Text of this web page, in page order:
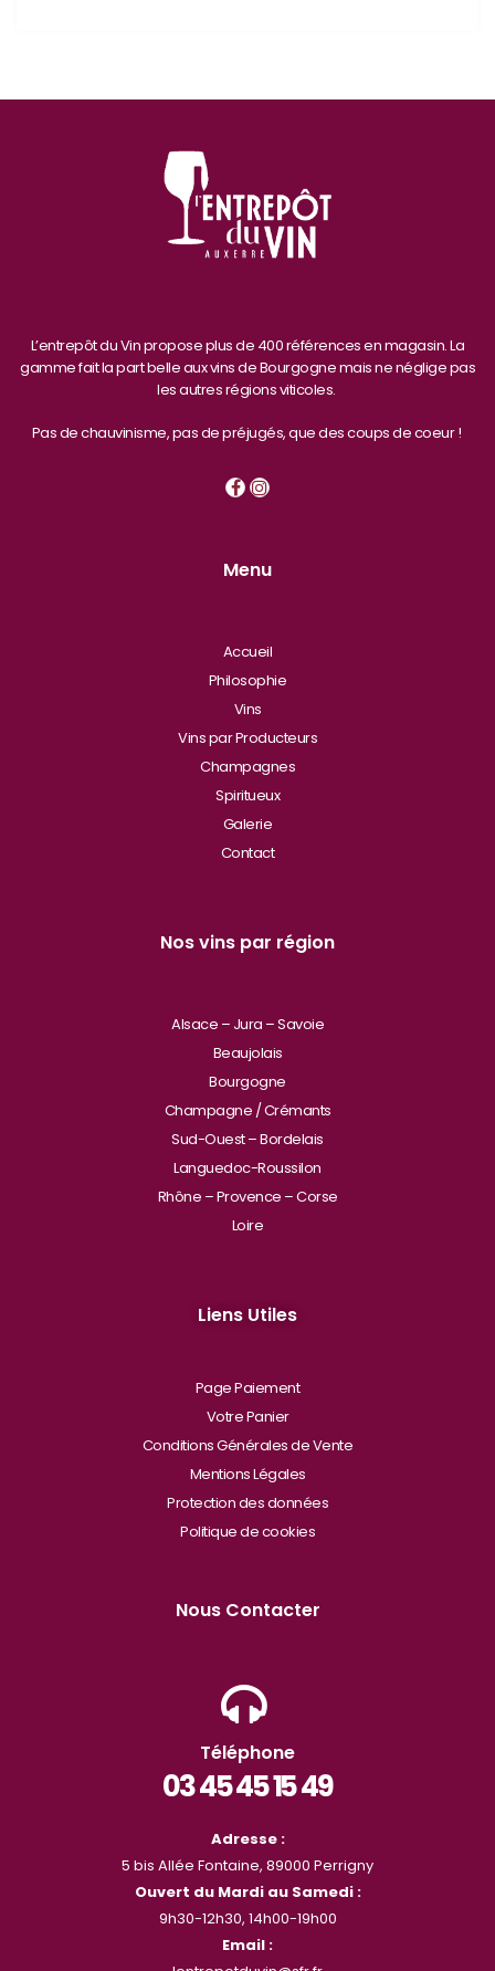
L’entrepôt du Vin propose plus de 400 références en magasin. La
gamme fait la part belle aux vins de Bourgogne mais ne néglige pas
les autres régions viticoles.
Pas de chauvinisme, pas de préjugés, que des coups de coeur !
Menu
Accueil
Philosophie
Vins
Vins par Producteurs
Champagnes
Spiritueux
Galerie
Contact
Nos vins par région
Alsace – Jura – Savoie
Beaujolais
Bourgogne
Champagne / Crémants
Sud-Ouest – Bordelais
Languedoc-Roussilon
Rhône – Provence – Corse
Loire
Liens Utiles
Page Paiement
Votre Panier
Conditions Générales de Vente
Mentions Légales
Protection des données
Politique de cookies
Nous Contacter
Téléphone
03 45 45 15 49
Adresse :
5 bis Allée Fontaine, 89000 Perrigny
Ouvert du Mardi au Samedi :
9h30-12h30, 14h00-19h00
Email :